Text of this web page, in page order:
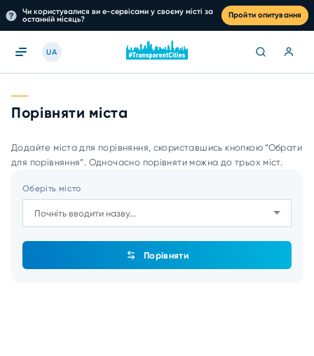
Чи користувалися ви е-сервісами у своєму місті за
останній місяць?
Пройти опитування
UA
Порівняти міста
Додайте міста для порівняння, скориставшись кнопкою “Обрати
для порівняння”. Одночасно порівняти можна до трьох міст.
Оберіть місто
Порівняти